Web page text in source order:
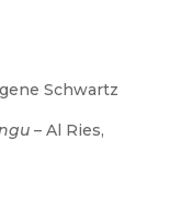
Schwartz
– Al Ries,